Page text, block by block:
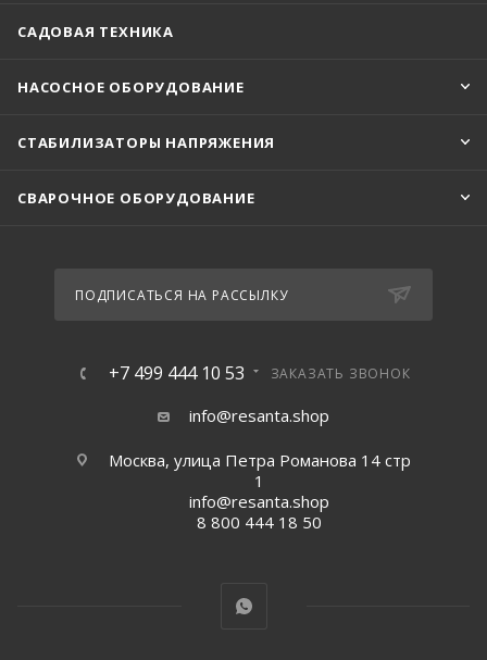
САДОВАЯ ТЕХНИКА
НАСОСНОЕ ОБОРУДОВАНИЕ
СТАБИЛИЗАТОРЫ НАПРЯЖЕНИЯ
СВАРОЧНОЕ ОБОРУДОВАНИЕ
ПОДПИСАТЬСЯ НА РАССЫЛКУ
+7 499 444 10 53 ЗАКАЗАТЬ ЗВОНОК
info@resanta.shop
Москва, улица Петра Романова 14 стр
1
info@resanta.shop
8 800 444 18 50